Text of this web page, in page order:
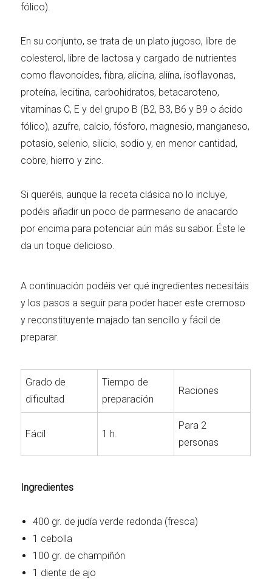
fólico).
En su conjunto, se trata de un plato jugoso, libre de
colesterol, libre de lactosa y cargado de nutrientes
como flavonoides, fibra, alicina, aliína, isoflavonas,
proteína, lecitina, carbohidratos, betacaroteno,
vitaminas C, E y del grupo B (B2, B3, B6 y B9 o ácido
fólico), azufre, calcio, fósforo, magnesio, manganeso,
potasio, selenio, silicio, sodio y, en menor cantidad,
cobre, hierro y zinc.
Si queréis, aunque la receta clásica no lo incluye,
podéis añadir un poco de parmesano de anacardo
por encima para potenciar aún más su sabor. Éste le
da un toque delicioso.
A continuación podéis ver qué ingredientes necesitáis
y los pasos a seguir para poder hacer este cremoso
y reconstituyente majado tan sencillo y fácil de
preparar.
Grado de
dificultad
Tiempo de
preparación
Raciones
Fácil 1 h.
Para 2
personas
Ingredientes
400 gr. de judía verde redonda (fresca)
1 cebolla
100 gr. de champiñón
1 diente de ajo